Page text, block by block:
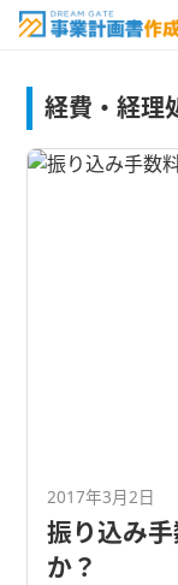
経費・経理
2017年3月2日
振り込み
か？